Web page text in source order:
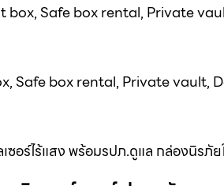
Safe box rental, Private
Safe box rental, Private vault,
ร์ไร้แสง พร้อมรปภ.ดูแล กล่องนิรภัย